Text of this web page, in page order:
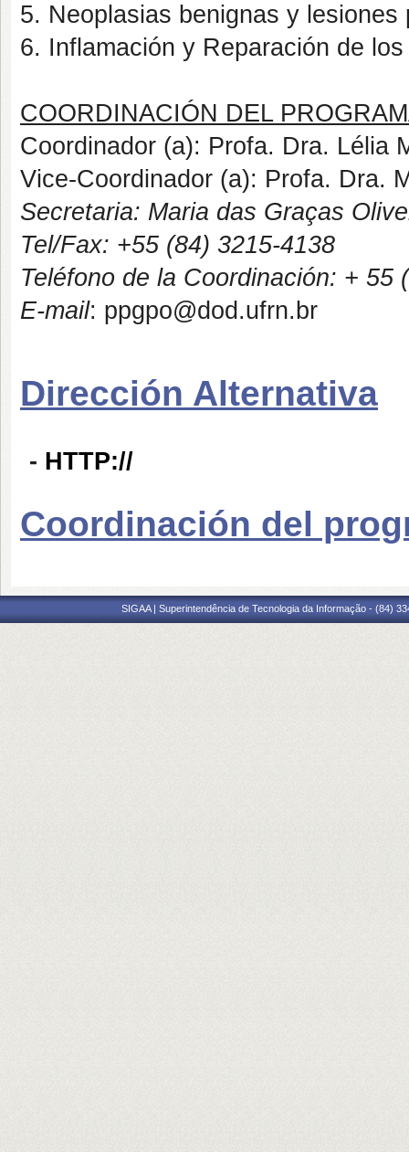
5. Neoplasias benignas y
6. Inflamación y Reparación de
COORDINACIÓN DEL
Coordinador (a): Profa. Dra. Lélia
Vice-Coordinador (a): Profa. Dra.
Secretaria: Maria das Graças
Tel/Fax: +55 (84) 3215-4138
Teléfono de la Coordinación: + 55
E-mail: ppgpo@dod.ufrn.br
Dirección Alternativa
- HTTP://
Coordinación del
SIGAA | Superintendência de Tecnologia da Informação - (84)